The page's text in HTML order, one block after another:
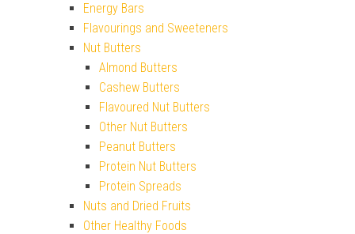
Energy Bars
Flavourings and Sweeteners
Nut Butters
Almond Butters
Cashew Butters
Flavoured Nut Butters
Other Nut Butters
Peanut Butters
Protein Nut Butters
Protein Spreads
Nuts and Dried Fruits
Other Healthy Foods